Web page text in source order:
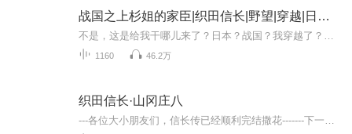
战国之上杉姐的家臣|织田信长|野望|穿越|日本战国|姐姐后宫|多人|热血漫画同人
1160 46.2万
织田信长·山冈庄八